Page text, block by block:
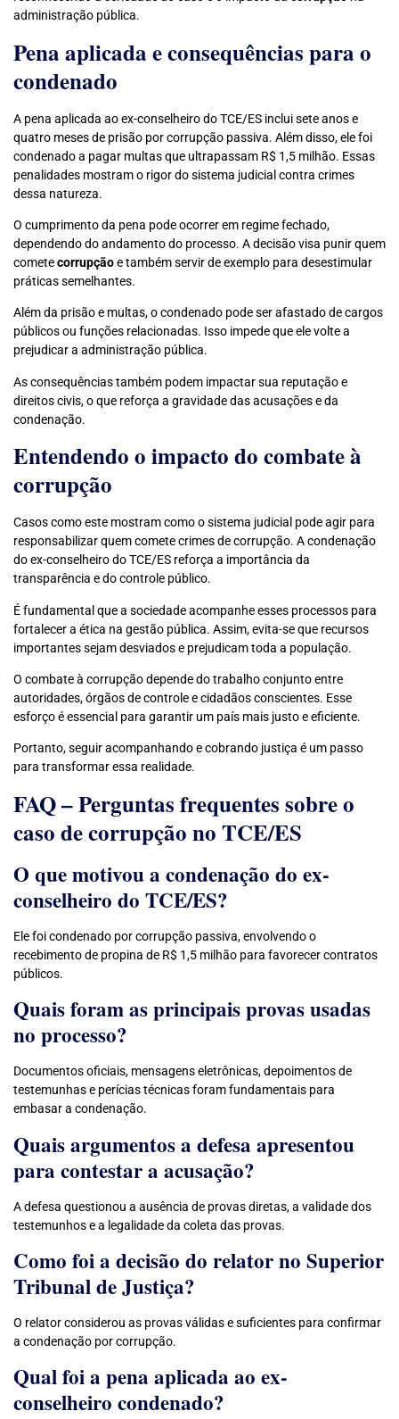
administração pública.
Pena aplicada e consequências para o
condenado
A pena aplicada ao ex-conselheiro do TCE/ES inclui sete anos e
quatro meses de prisão por corrupção passiva. Além disso, ele foi
condenado a pagar multas que ultrapassam R$ 1,5 milhão. Essas
penalidades mostram o rigor do sistema judicial contra crimes
dessa natureza.
O cumprimento da pena pode ocorrer em regime fechado,
dependendo do andamento do processo. A decisão visa punir quem
cometecorrupçãoe também servir de exemplo para desestimular
práticas semelhantes.
Além da prisão e multas, o condenado pode ser afastado de cargos
públicos ou funções relacionadas. Isso impede que ele volte a
prejudicar a administração pública.
As consequências também podem impactar sua reputação e
direitos civis, o que reforça a gravidade das acusações e da
condenação.
Entendendo o impacto do combate à
corrupção
Casos como este mostram como o sistema judicial pode agir para
responsabilizar quem comete crimes de corrupção. A condenação
do ex-conselheiro do TCE/ES reforça a importância da
transparência e do controle público.
É fundamental que a sociedade acompanhe esses processos para
fortalecer a ética na gestão pública. Assim, evita-se que recursos
importantes sejam desviados e prejudicam toda a população.
O combate à corrupção depende do trabalho conjunto entre
autoridades, órgãos de controle e cidadãos conscientes. Esse
esforço é essencial para garantir um país mais justo e eficiente.
Portanto, seguir acompanhando e cobrando justiça é um passo
para transformar essa realidade.
FAQ – Perguntas frequentes sobre o
caso de corrupção no TCE/ES
O que motivou a condenação do ex-
conselheiro do TCE/ES?
Ele foi condenado por corrupção passiva, envolvendo o
recebimento de propina de R$ 1,5 milhão para favorecer contratos
públicos.
Quais foram as principais provas usadas
no processo?
Documentos oficiais, mensagens eletrônicas, depoimentos de
testemunhas e perícias técnicas foram fundamentais para
embasar a condenação.
Quais argumentos a defesa apresentou
para contestar a acusação?
A defesa questionou a ausência de provas diretas, a validade dos
testemunhos e a legalidade da coleta das provas.
Como foi a decisão do relator no Superior
Tribunal de Justiça?
O relator considerou as provas válidas e suficientes para confirmar
a condenação por corrupção.
Qual foi a pena aplicada ao ex-
conselheiro condenado?